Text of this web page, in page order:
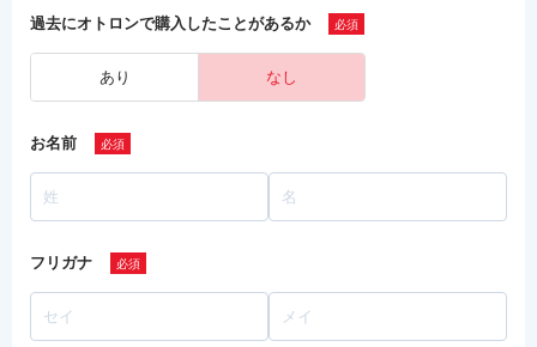
過去にオトロンで購入したことがあるか
あり なし
お名前
フリガナ